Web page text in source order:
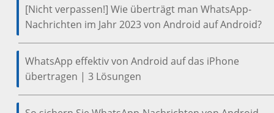
[Nicht verpassen!] Wie überträgt man WhatsApp-
Nachrichten im Jahr 2023 von Android auf Android?
WhatsApp effektiv von Android auf das iPhone
übertragen | 3 Lösungen